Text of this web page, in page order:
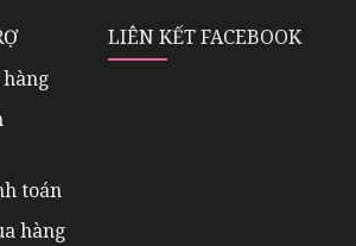
toán
hàng
LIÊN KẾT FACEBOOK